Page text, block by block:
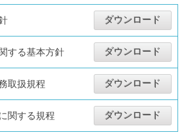
ダウンロード
する基本方針 ダウンロード
取扱規程 ダウンロード
関する規程 ダウンロード